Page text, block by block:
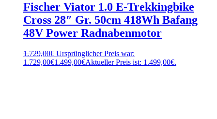
Fischer Viator 1.0 E-Trekkingbike
Cross 28″ Gr. 50cm 418Wh Bafang
48V Power Radnabenmotor
1.729,00€ Ursprünglicher Preis war:
1.729,00€1.499,00€Aktueller Preis ist: 1.499,00€.